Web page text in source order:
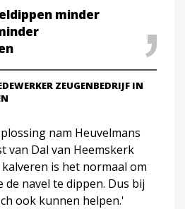
minder
ZEUGENBEDRIJF IN
nam Heuvelmans
van Dal van Heemskerk
is het normaal om
navel te dippen. Dus bij
ook kunnen helpen.'